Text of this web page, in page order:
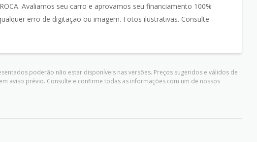
Avaliamos seu carro e aprovamos seu financiamento 100%
erro de digitação ou imagem. Fotos ilustrativas. Consulte
poderão não estar disponíveis nas versões. Preços sugeridos e válidos de
aviso prévio. Consulte e confirme todas as informações com um de nossos